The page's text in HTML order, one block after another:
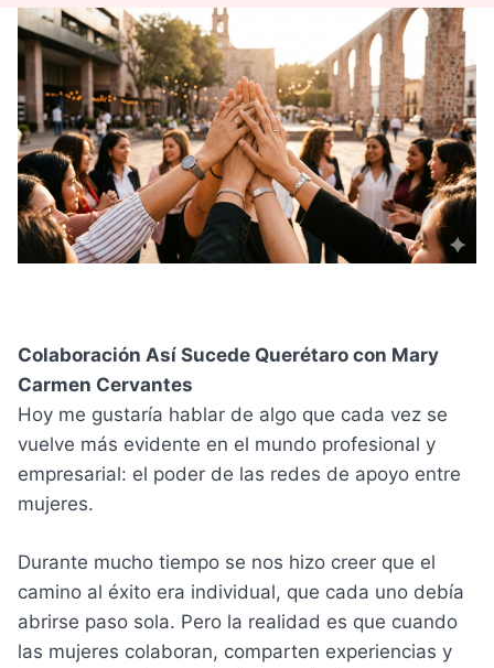
Colaboración Así Sucede Querétaro con Mary
Carmen Cervantes
Hoy me gustaría hablar de algo que cada vez se
vuelve más evidente en el mundo profesional y
empresarial: el poder de las redes de apoyo entre
mujeres.
Durante mucho tiempo se nos hizo creer que el
camino al éxito era individual, que cada uno debía
abrirse paso sola. Pero la realidad es que cuando
las mujeres colaboran, comparten experiencias y